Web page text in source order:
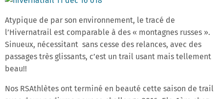
Atypique de par son environnement, le tracé de
l’Hivernatrail est comparable à des « montagnes russes ».
Sinueux, nécessitant sans cesse des relances, avec des
passages très glissants, c’est un trail usant mais tellement
beau!!
Nos RSAthlètes ont terminé en beauté cette saison de trail